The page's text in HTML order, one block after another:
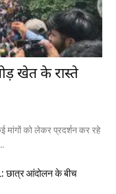
खेत के रास्ते
मांगों को लेकर प्रदर्शन कर रहे
छात्र आंदोलन के बीच